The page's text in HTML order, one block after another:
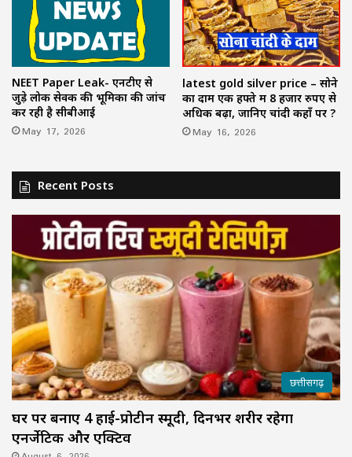
NEET Paper Leak- एनटीए से
जुड़े लोक सेवक की भूमिका की जांच
कर रही है सीबीआई
May 17, 2026
latest gold silver price – सोने
का दाम एक हफ्ते में 8 हजार रुपए से
अधिक बढ़ा, जानिए चांदी कहाँ पर ?
May 16, 2026
Recent Posts
छत्तीसगढ़
घर पर बनाएं 4 हाई-प्रोटीन स्मूदी, दिनभर शरीर रहेगा
एनर्जेटिक और एक्टिव